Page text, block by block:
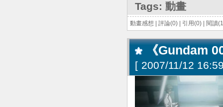
Tags: 動畫
動畫感想 評論(0) 引用(0) 閱讀
《Gundam
[ 2007/11/12